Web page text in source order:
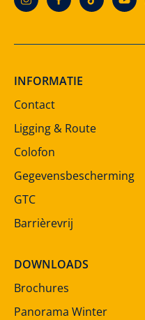
INFORMATIE
Contact
Ligging & Route
Colofon
Gegevensbescherming
GTC
Barrièrevrij
DOWNLOADS
Brochures
Panorama Winter